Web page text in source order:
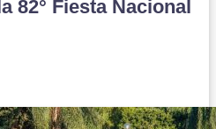
82° Fiesta Nacional